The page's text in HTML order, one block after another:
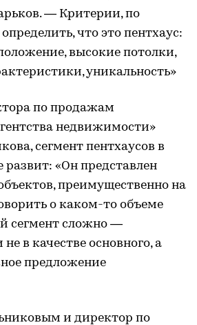
— Критерии, по
что это пентхаус:
высокие потолки,
уникальность»
по продажам
недвижимости»
сегмент пентхаусов в
развит: «Он представлен
преимущественно на
о каком-то объеме
сегмент сложно —
в качестве основного, а
предложение
и директор по